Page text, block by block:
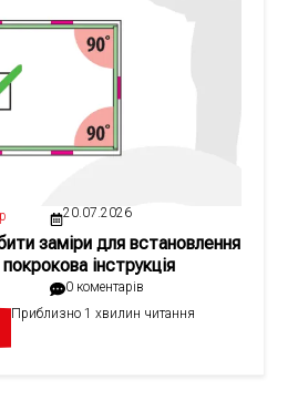
20.07.2026
заміри для встановлення
інструкція
0 коментарів
Приблизно 1 хвилин читання